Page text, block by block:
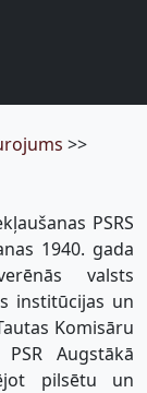
>>
PSRS
1940. gada
valsts
institūcijas un
Komisāru
Augstākā
pilsētu un